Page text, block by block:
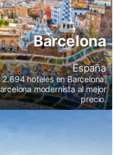
Barcelona
España
2.694 hoteles en Barcelona.
modernista al mejor
precio.